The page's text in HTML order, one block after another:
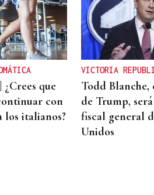
¿Crees que
con
los italianos?
VICTORIA
Todd Blanche,
de Trump,
fiscal general
Unidos